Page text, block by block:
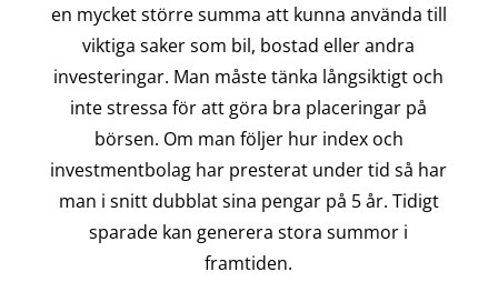
en mycket större summa att kunna använda till
viktiga saker som bil, bostad eller andra
investeringar. Man måste tänka långsiktigt och
inte stressa för att göra bra placeringar på
börsen. Om man följer hur index och
investmentbolag har presterat under tid så har
man i snitt dubblat sina pengar på 5 år. Tidigt
sparade kan generera stora summor i
framtiden.